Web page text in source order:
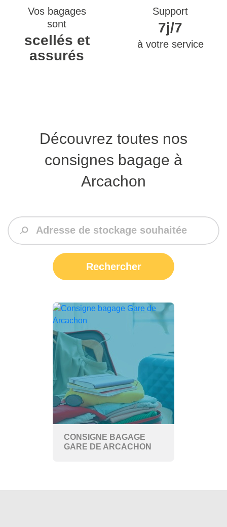
Vos bagages
sont
scellés et
assurés
Support
7j/7
à votre service
Découvrez toutes nos
consignes bagage à
Arcachon
Rechercher
CONSIGNE BAGAGE
GARE DE ARCACHON